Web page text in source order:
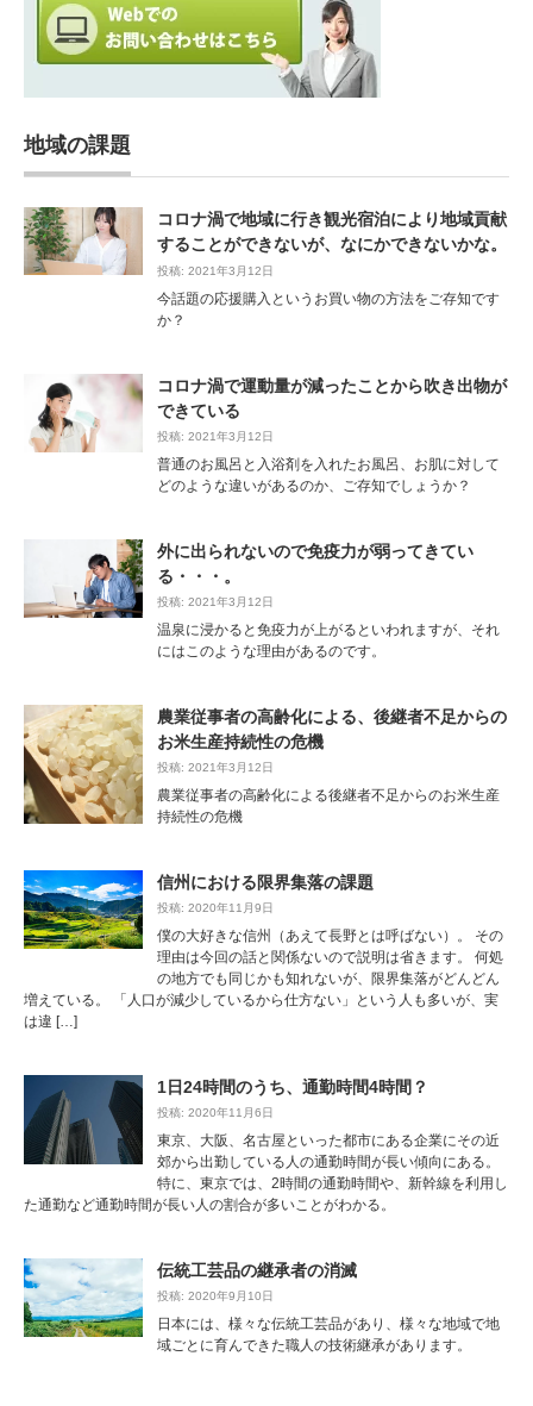
地域の課題
コロナ渦で地域に行き観光宿泊により地域貢献
することができないが、なにかできないかな。
投稿: 2021年3月12日
今話題の応援購入というお買い物の方法をご存知です
か？
コロナ渦で運動量が減ったことから吹き出物が
できている
投稿: 2021年3月12日
普通のお風呂と入浴剤を入れたお風呂、お肌に対して
どのような違いがあるのか、ご存知でしょうか？
外に出られないので免疫力が弱ってきてい
る・・・。
投稿: 2021年3月12日
温泉に浸かると免疫力が上がるといわれますが、それ
にはこのような理由があるのです。
農業従事者の高齢化による、後継者不足からの
お米生産持続性の危機
投稿: 2021年3月12日
農業従事者の高齢化による後継者不足からのお米生産
持続性の危機
信州における限界集落の課題
投稿: 2020年11月9日
僕の大好きな信州（あえて長野とは呼ばない）。 その
理由は今回の話と関係ないので説明は省きます。 何処
の地方でも同じかも知れないが、限界集落がどんどん
増えている。 「人口が減少しているから仕方ない」という人も多いが、実
は違 […]
1日24時間のうち、通勤時間4時間？
投稿: 2020年11月6日
東京、大阪、名古屋といった都市にある企業にその近
郊から出勤している人の通勤時間が長い傾向にある。
特に、東京では、2時間の通勤時間や、新幹線を利用し
た通勤など通勤時間が長い人の割合が多いことがわかる。
伝統工芸品の継承者の消滅
投稿: 2020年9月10日
日本には、様々な伝統工芸品があり、様々な地域で地
域ごとに育んできた職人の技術継承があります。